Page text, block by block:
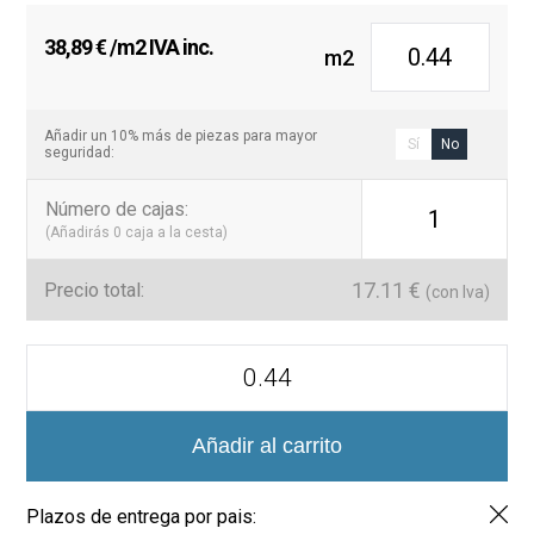
38,89€/m2 IVA inc. m2
Añadir un 10% más de piezas para mayor
seguridad:
Sí No
Número de cajas:
(Añadirás 0 caja a la cesta) 1
Precio total: 17.11 € (con Iva)
Añadir al carrito
Plazos de entrega por pais: